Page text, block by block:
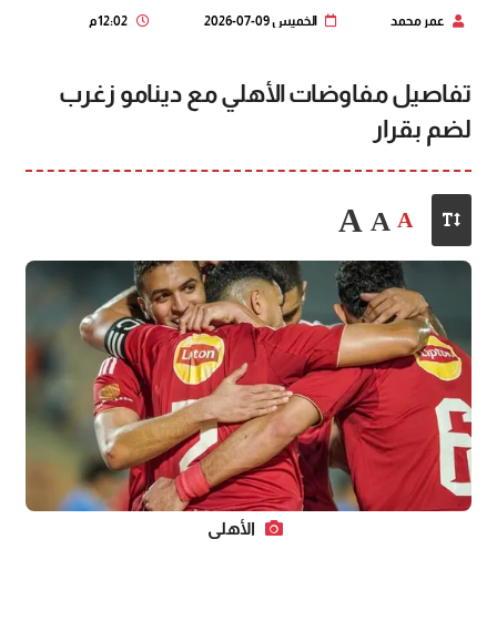
عمر محمد الخميس 09-07-2026 12:02 م
تفاصيل مفاوضات الأهلي مع دينامو زغرب
لضم بقرار
A
A
A
الأهلي